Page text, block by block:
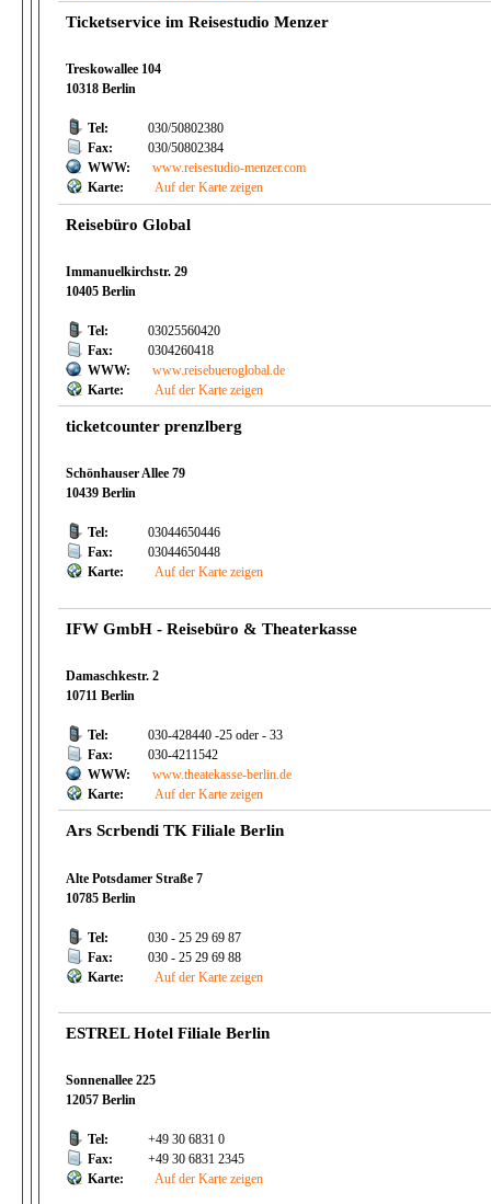
Ticketservice im Reisestudio Menzer
Treskowallee 104
10318 Berlin
Tel:
030/50802380
Fax:
030/50802384
WWW:
www.reisestudio-menzer.com
Karte:
Auf der Karte zeigen
Reisebüro Global
Immanuelkirchstr. 29
10405 Berlin
Tel:
03025560420
Fax:
0304260418
WWW:
www.reisebueroglobal.de
Karte:
Auf der Karte zeigen
ticketcounter prenzlberg
Schönhauser Allee 79
10439 Berlin
Tel:
03044650446
Fax:
03044650448
Karte:
Auf der Karte zeigen
IFW GmbH - Reisebüro & Theaterkasse
Damaschkestr. 2
10711 Berlin
Tel:
030-428440 -25 oder - 33
Fax:
030-4211542
WWW:
www.theatekasse-berlin.de
Karte:
Auf der Karte zeigen
Ars Scrbendi TK Filiale Berlin
Alte Potsdamer Straße 7
10785 Berlin
Tel:
030 - 25 29 69 87
Fax:
030 - 25 29 69 88
Karte:
Auf der Karte zeigen
ESTREL Hotel Filiale Berlin
Sonnenallee 225
12057 Berlin
Tel:
+49 30 6831 0
Fax:
+49 30 6831 2345
Karte:
Auf der Karte zeigen